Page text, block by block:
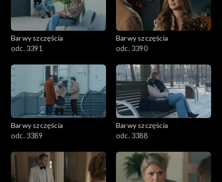
3101-3200
3001-3100
2901-3000
2801–2900
2701–2800
2501–2600
Barwy szczęścia
odc. 3391
Barwy szczęścia
odc. 3390
Barwy szczęścia
odc. 3389
Barwy szczęścia
odc. 3388